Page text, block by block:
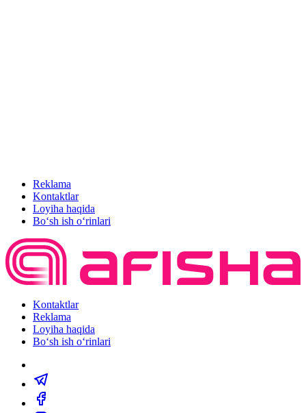
Reklama
Kontaktlar
Loyiha haqida
Bo‘sh ish o‘rinlari
Kontaktlar
Reklama
Loyiha haqida
Bo‘sh ish o‘rinlari